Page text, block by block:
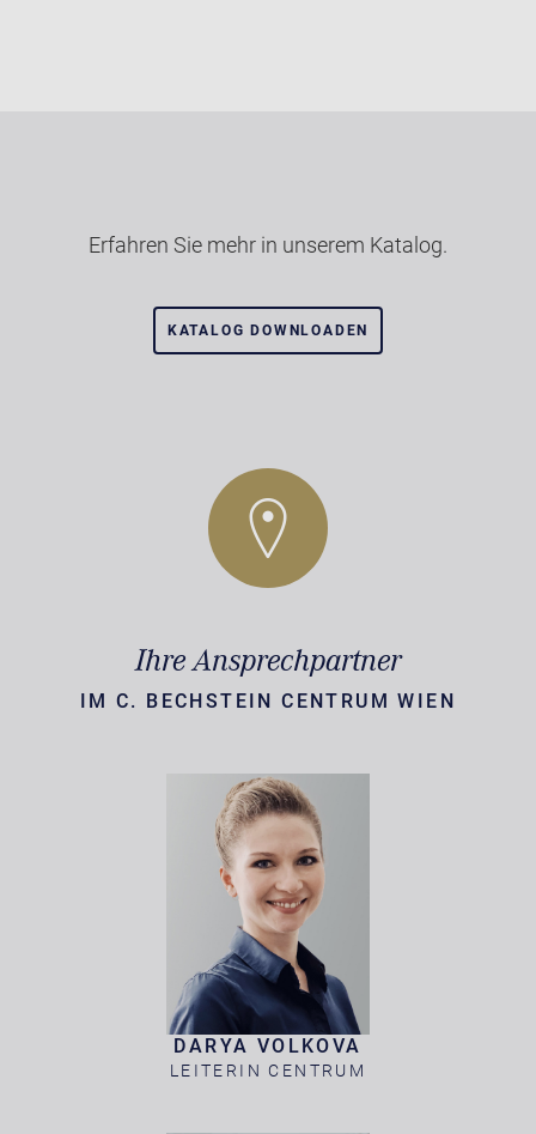
Erfahren Sie mehr in unserem Katalog.
KATALOG DOWNLOADEN
Ihre Ansprechpartner
IM C. BECHSTEIN CENTRUM WIEN
DARYA VOLKOVA
LEITERIN CENTRUM